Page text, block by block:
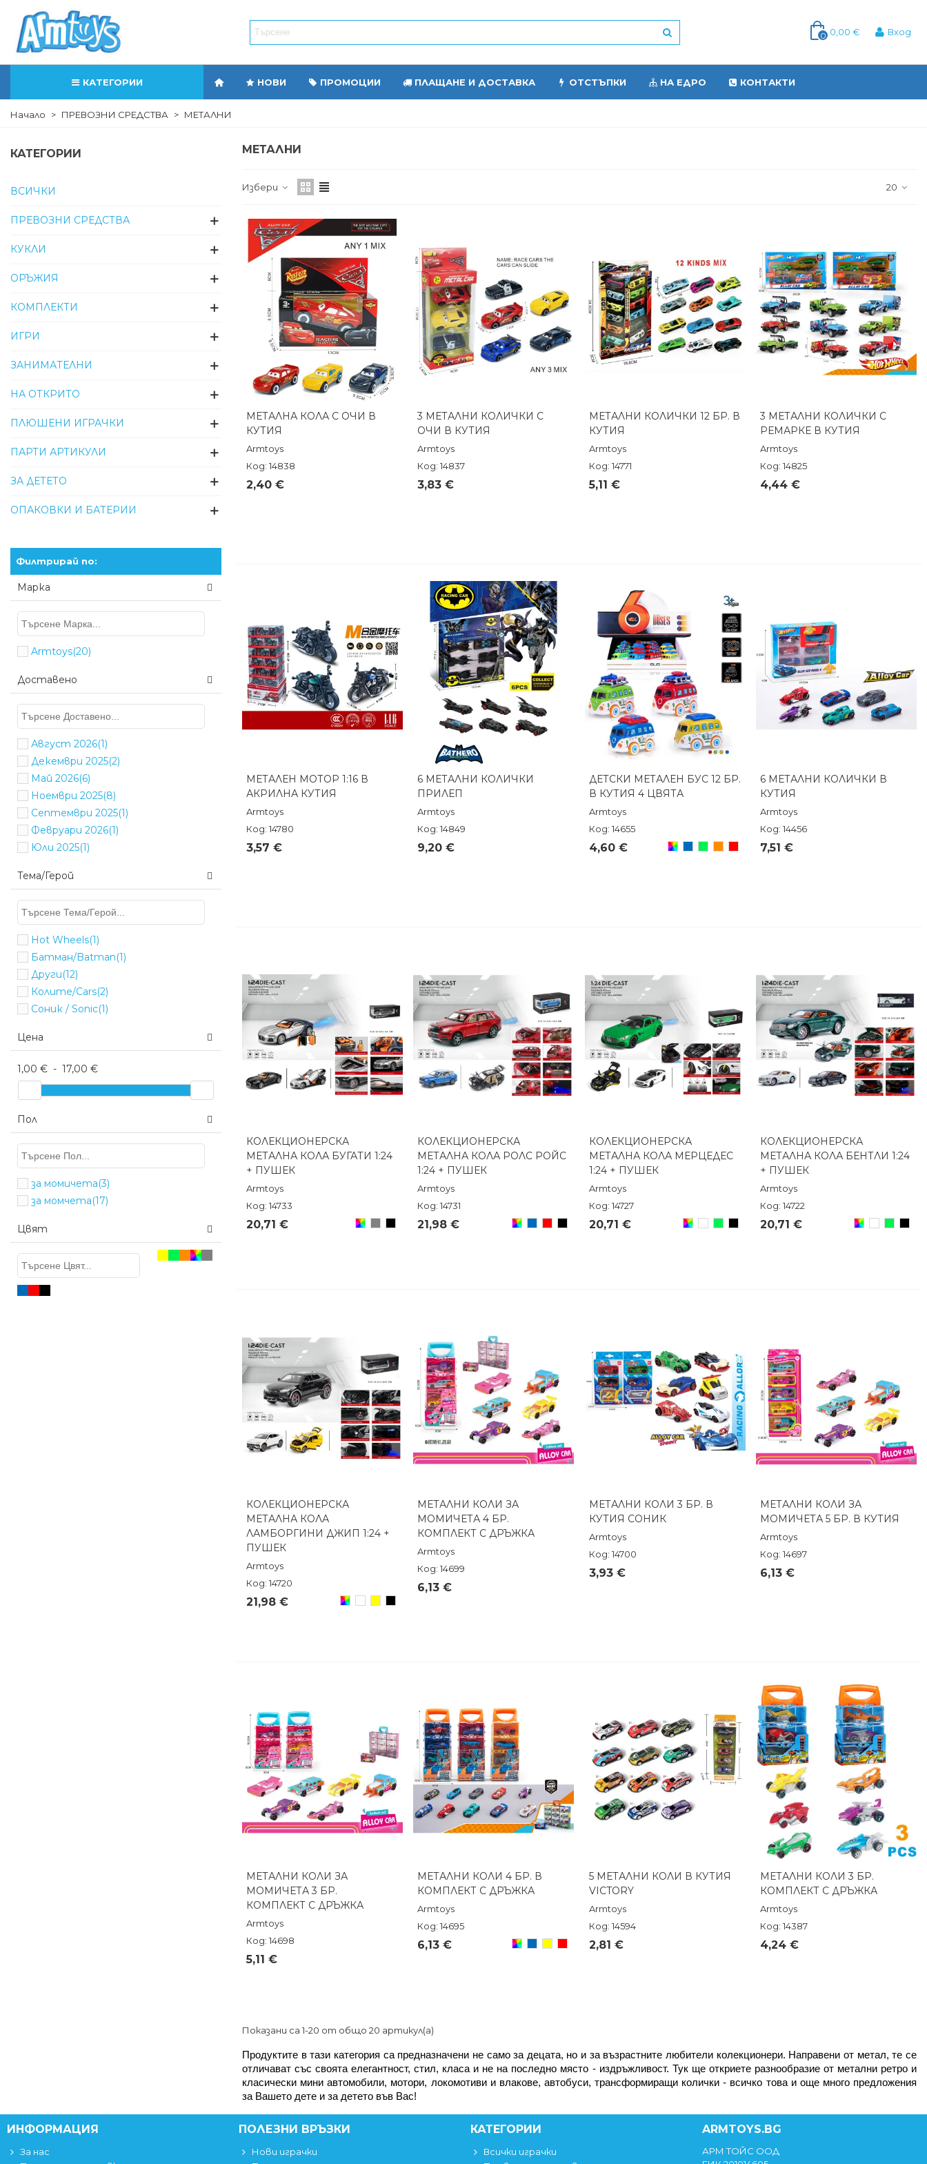
0 0,00 € Вход
КАТЕГОРИИ НОВИ ПРОМОЦИИ ПЛАЩАНЕ И ДОСТАВКА ОТСТЪПКИ НА ЕДРО КОНТАКТИ
Начало > ПРЕВОЗНИ СРЕДСТВА > МЕТАЛНИ
КАТЕГОРИИ
ВСИЧКИ
ПРЕВОЗНИ СРЕДСТВА
КУКЛИ
ОРЪЖИЯ
КОМПЛЕКТИ
ИГРИ
ЗАНИМАТЕЛНИ
НА ОТКРИТО
ПЛЮШЕНИ ИГРАЧКИ
ПАРТИ АРТИКУЛИ
ЗА ДЕТЕТО
ОПАКОВКИ И БАТЕРИИ
Филтрирай по:
Марка
Armtoys(20)
Доставено
Август 2026(1)
Декември 2025(2)
Май 2026(6)
Ноември 2025(8)
Септември 2025(1)
Февруари 2026(1)
Юли 2025(1)
Тема/Герой
Hot Wheels(1)
Батман/Batman(1)
Други(12)
Колите/Cars(2)
Соник / Sonic(1)
Цена
1,00 € - 17,00 €
Пол
за момичета(3)
за момчета(17)
Цвят
МЕТАЛНИ
Избери 20
Бърз преглед
МЕТАЛНА КОЛА С ОЧИ В
КУТИЯ
Armtoys
Код: 14838
2,40 €
Бърз преглед
3 МЕТАЛНИ КОЛИЧКИ С
ОЧИ В КУТИЯ
Armtoys
Код: 14837
3,83 €
Бърз преглед
МЕТАЛНИ КОЛИЧКИ 12 БР. В
КУТИЯ
Armtoys
Код: 14771
5,11 €
Бърз преглед
3 МЕТАЛНИ КОЛИЧКИ С
РЕМАРКЕ В КУТИЯ
Armtoys
Код: 14825
4,44 €
Бърз преглед
МЕТАЛЕН МОТОР 1:16 В
АКРИЛНА КУТИЯ
Armtoys
Код: 14780
3,57 €
Бърз преглед
6 МЕТАЛНИ КОЛИЧКИ
ПРИЛЕП
Armtoys
Код: 14849
9,20 €
Бърз преглед
ДЕТСКИ МЕТАЛЕН БУС 12 БР.
В КУТИЯ 4 ЦВЯТА
Armtoys
Код: 14655
4,60 €
Произволен/
Червен
Бърз преглед
6 МЕТАЛНИ КОЛИЧКИ В
КУТИЯ
Armtoys
Код: 14456
7,51 €
Бърз преглед
КОЛЕКЦИОНЕРСКА
МЕТАЛНА КОЛА БУГАТИ 1:24
+ ПУШЕК
Armtoys
Код: 14733
20,71 €
Произволен/
Бърз преглед
КОЛЕКЦИОНЕРСКА
МЕТАЛНА КОЛА РОЛС РОЙС
1:24 + ПУШЕК
Armtoys
Код: 14731
21,98 €
Произволен/
Бърз преглед
КОЛЕКЦИОНЕРСКА
МЕТАЛНА КОЛА МЕРЦЕДЕС
1:24 + ПУШЕК
Armtoys
Код: 14727
20,71 €
Произволен/
Бърз преглед
КОЛЕКЦИОНЕРСКА
МЕТАЛНА КОЛА БЕНТЛИ 1:24
+ ПУШЕК
Armtoys
Код: 14722
20,71 €
Произволен/
Бърз преглед
КОЛЕКЦИОНЕРСКА
МЕТАЛНА КОЛА
ЛАМБОРГИНИ ДЖИП 1:24 +
ПУШЕК
Armtoys
Код: 14720
21,98 €
Произволен/
БялЖълтЧерен
Бърз преглед
МЕТАЛНИ КОЛИ ЗА
МОМИЧЕТА 4 БР.
КОМПЛЕКТ С ДРЪЖКА
Armtoys
Код: 14699
6,13 €
Бърз преглед
МЕТАЛНИ КОЛИ 3 БР. В
КУТИЯ СОНИК
Armtoys
Код: 14700
3,93 €
Бърз преглед
МЕТАЛНИ КОЛИ ЗА
МОМИЧЕТА 5 БР. В КУТИЯ
Armtoys
Код: 14697
6,13 €
Бърз преглед
МЕТАЛНИ КОЛИ ЗА
МОМИЧЕТА 3 БР.
КОМПЛЕКТ С ДРЪЖКА
Armtoys
Код: 14698
5,11 €
Бърз преглед
МЕТАЛНИ КОЛИ 4 БР. В
КОМПЛЕКТ С ДРЪЖКА
Armtoys
Код: 14695
6,13 €
Произволен/Червен
Бърз преглед
5 МЕТАЛНИ КОЛИ В КУТИЯ
VICTORY
Armtoys
Код: 14594
2,81 €
Бърз преглед
МЕТАЛНИ КОЛИ 3 БР.
КОМПЛЕКТ С ДРЪЖКА
Armtoys
Код: 14387
4,24 €
Показани са 1-20 от общо 20 артикул(а)
Продуктите в тази категория са предназначени не само за децата, но и за възрастните любители колекционери. Направени от метал, те се
отличават със своята елегантност, стил, класа и не на последно място - издръжливост. Тук ще откриете разнообразие от метални ретро и
класически мини автомобили, мотори, локомотиви и влакове, автобуси, трансформиращи колички - всичко това и още много предложения
за Вашето дете и за детето във Вас!
ИНФОРМАЦИЯ
За нас
ПОЛЕЗНИ ВРЪЗКИ
Нови играчки
КАТЕГОРИИ
Всички играчки
ARMTOYS.BG
АРМ ТОЙС ООД